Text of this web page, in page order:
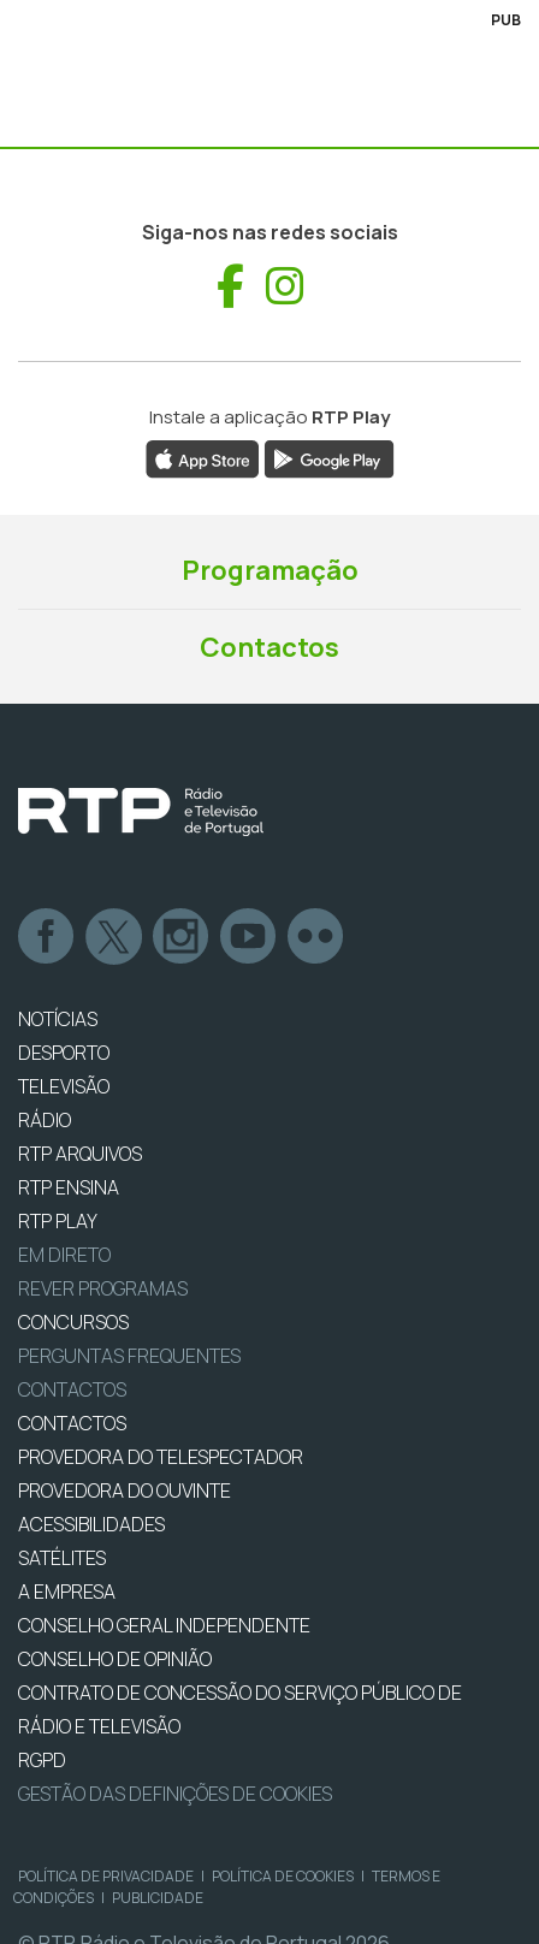
PUB
Siga-nos nas redes sociais
Facebook
Instale a aplicação RTP Play
Programação
Contactos
NOTÍCIAS
DESPORTO
TELEVISÃO
RÁDIO
RTP ARQUIVOS
RTP ENSINA
RTP PLAY
EM DIRETO
REVER PROGRAMAS
CONCURSOS
PERGUNTAS FREQUENTES
CONTACTOS
CONTACTOS
PROVEDORA DO TELESPECTADOR
PROVEDORA DO OUVINTE
ACESSIBILIDADES
SATÉLITES
A EMPRESA
CONSELHO GERAL INDEPENDENTE
CONSELHO DE OPINIÃO
CONTRATO DE CONCESSÃO DO SERVIÇO PÚBLICO DE
RÁDIO E TELEVISÃO
RGPD
GESTÃO DAS DEFINIÇÕES DE COOKIES
POLÍTICA DE PRIVACIDADE | POLÍTICA DE COOKIES | TERMOS E
CONDIÇÕES | PUBLICIDADE